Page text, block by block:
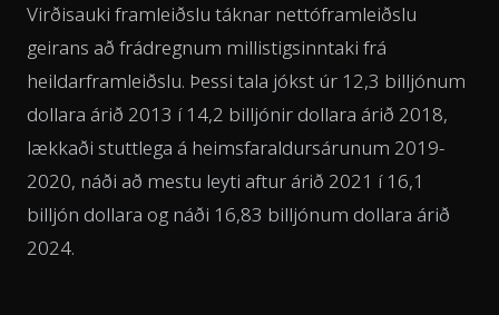
Virðisauki framleiðslu táknar nettóframleiðslu
geirans að frádregnum millistigsinntaki frá
heildarframleiðslu. Þessi tala jókst úr 12,3 billjónum
dollara árið 2013 í 14,2 billjónir dollara árið 2018,
lækkaði stuttlega á heimsfaraldursárunum 2019-
2020, náði að mestu leyti aftur árið 2021 í 16,1
billjón dollara og náði 16,83 billjónum dollara árið
2024.